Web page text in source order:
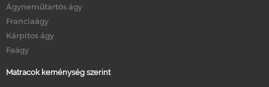
Ágyneműtartós ágy
Franciaágy
Kárpitos ágy
Faágy
Matracok keménység szerint